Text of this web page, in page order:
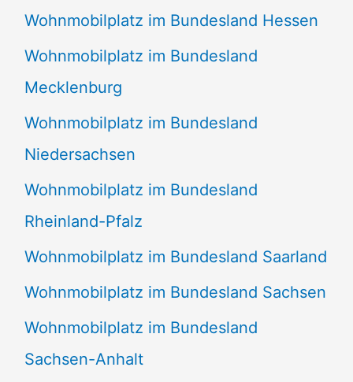
Wohnmobilplatz im Bundesland Hessen
Wohnmobilplatz im Bundesland
Mecklenburg
Wohnmobilplatz im Bundesland
Niedersachsen
Wohnmobilplatz im Bundesland
Rheinland-Pfalz
Wohnmobilplatz im Bundesland Saarland
Wohnmobilplatz im Bundesland Sachsen
Wohnmobilplatz im Bundesland
Sachsen-Anhalt